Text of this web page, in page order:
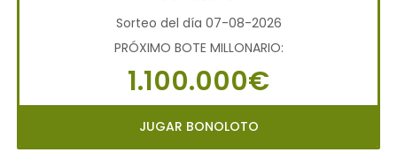
Sorteo del día 07-08-2026
PRÓXIMO BOTE MILLONARIO:
1.100.000€
JUGAR BONOLOTO